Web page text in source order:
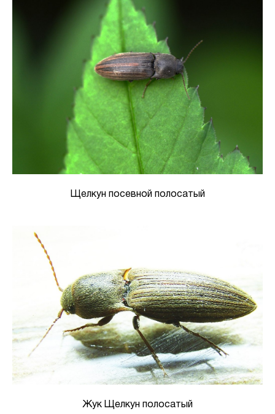
Щелкун посевной полосатый
Жук Щелкун полосатый